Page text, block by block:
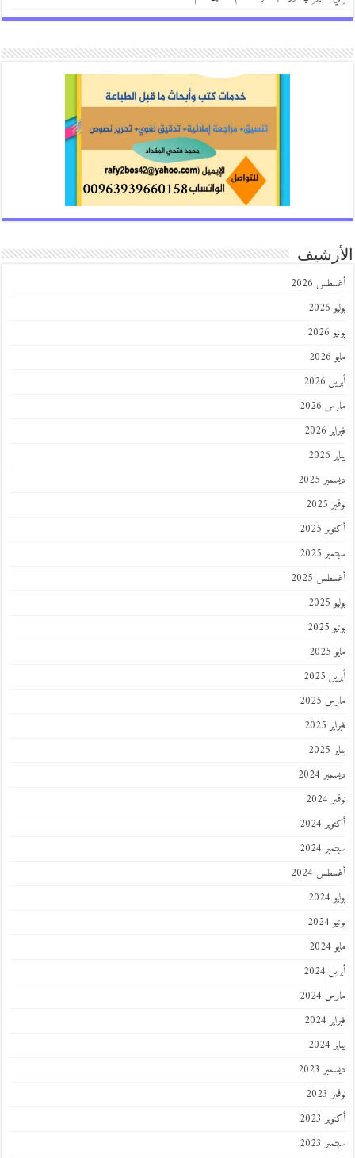
الأرشيف
أغسطس 2026
يوليو 2026
يونيو 2026
مايو 2026
أبريل 2026
مارس 2026
فبراير 2026
يناير 2026
ديسمبر 2025
نوفمبر 2025
أكتوبر 2025
سبتمبر 2025
أغسطس 2025
يوليو 2025
يونيو 2025
مايو 2025
أبريل 2025
مارس 2025
فبراير 2025
يناير 2025
ديسمبر 2024
نوفمبر 2024
أكتوبر 2024
سبتمبر 2024
أغسطس 2024
يوليو 2024
يونيو 2024
مايو 2024
أبريل 2024
مارس 2024
فبراير 2024
يناير 2024
ديسمبر 2023
نوفمبر 2023
أكتوبر 2023
سبتمبر 2023